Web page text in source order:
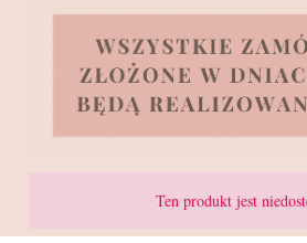
Ten produkt jest